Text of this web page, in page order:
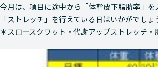
今月は、項目に途中から 「体幹皮下脂肪率」 を
「ストレッチ」を行えている日はいかがでしょ
＊スロースクワット・代謝アップストレッチ